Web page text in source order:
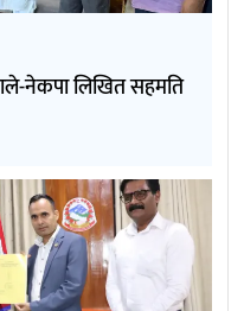
नेकपा लिखित सहमति